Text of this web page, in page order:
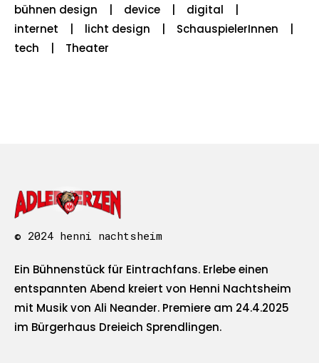
bühnen design
device
digital
internet
licht design
SchauspielerInnen
tech
Theater
© 2024 henni nachtsheim
Ein Bühnenstück für Eintrachfans. Erlebe einen
entspannten Abend kreiert von Henni Nachtsheim
mit Musik von Ali Neander. Premiere am 24.4.2025
im Bürgerhaus Dreieich Sprendlingen.